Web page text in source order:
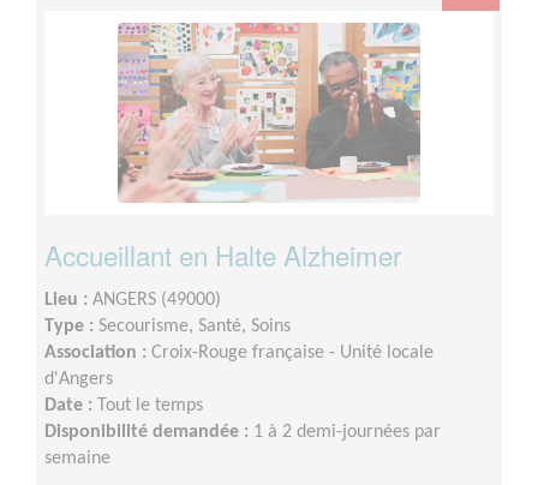
Accueillant en Halte Alzheimer
Lieu : ANGERS (49000)
Type : Secourisme, Santé, Soins
Association : Croix-Rouge française - Unité locale
d'Angers
Date : Tout le temps
Disponibilité demandée : 1 à 2 demi-journées par
semaine